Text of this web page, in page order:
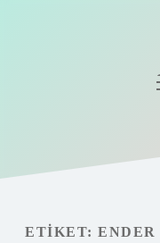
Gizlilik Politikası
ETIKET: